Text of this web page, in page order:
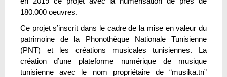
180.000 oeuvres.
Ce projet s’inscrit dans le cadre de la mise en valeur du
patrimoine de la Phonothèque Nationale Tunisienne
(PNT) et les créations musicales tunisiennes. La
création d’une plateforme numérique de musique
tunisienne avec le nom propriétaire de “musika.tn”